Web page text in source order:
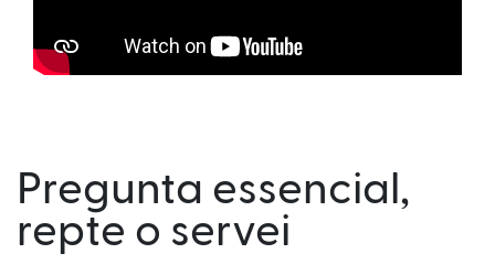
Pregunta essencial,
repte o servei